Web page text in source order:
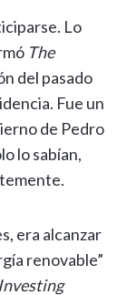
p
y
Li
n
k
m
p
ar
ti
r
Lo
The
del pasado
Fue un
de Pedro
lo sabían,
era alcanzar
renovable”
Investing